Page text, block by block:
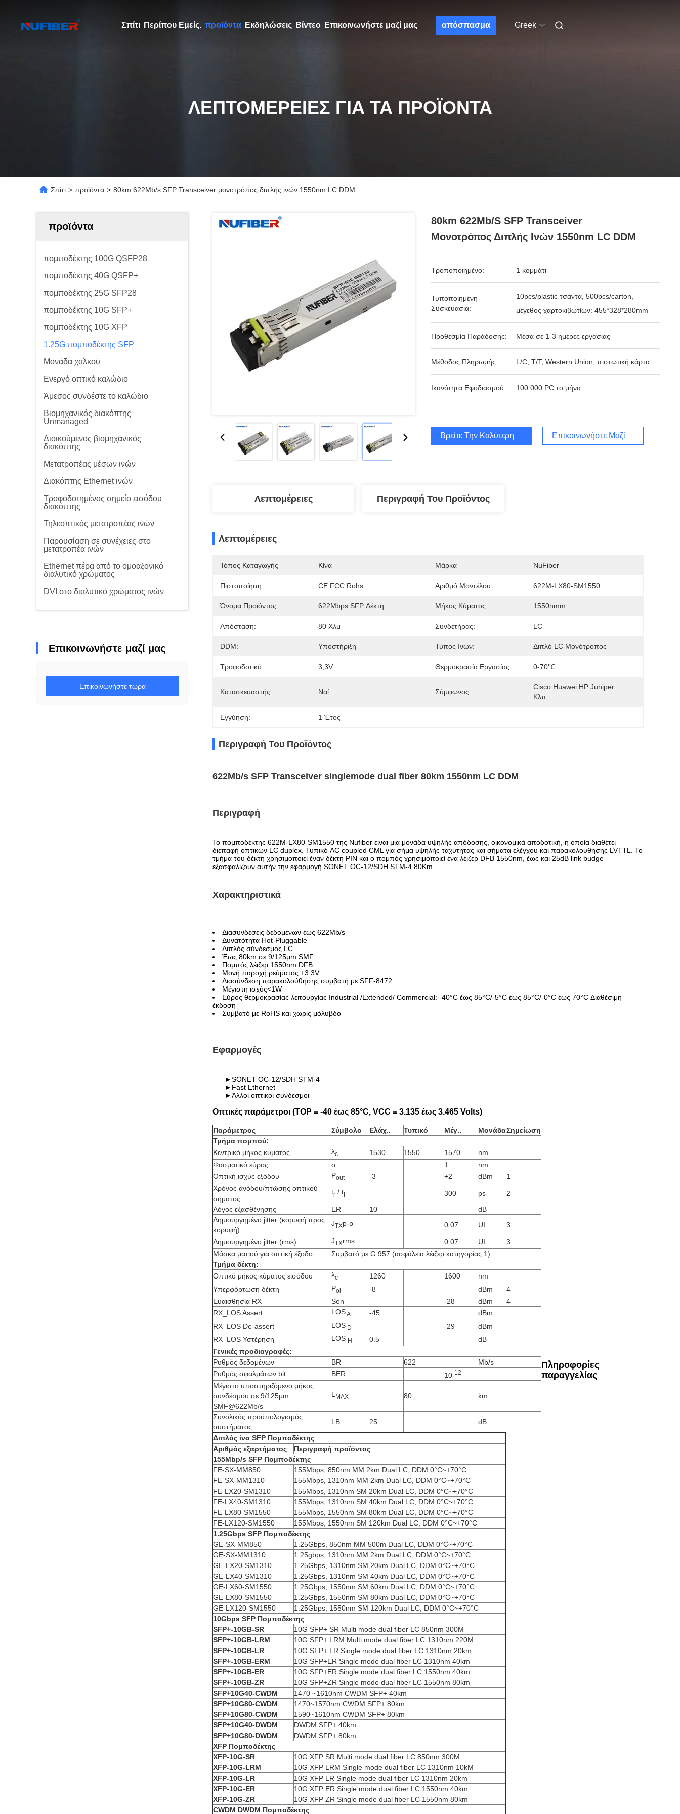
Σπίτι Περίπου Εμείς. προϊόντα Εκδηλώσεις Βίντεο Επικοινωνήστε μαζί μας απόσπασμα Greek
ΛΕΠΤΟΜΈΡΕΙΕΣ ΓΙΑ ΤΑ ΠΡΟΪΌΝΤΑ
Σπίτι > προϊόντα > 80km 622Mb/s SFP Transceiver μονοτρόπος διπλής ινών 1550nm LC DDM
προϊόντα
πομποδέκτης 100G QSFP28
πομποδέκτης 40G QSFP+
πομποδέκτης 25G SFP28
πομποδέκτης 10G SFP+
πομποδέκτης 10G XFP
1.25G πομποδέκτης SFP
Μονάδα χαλκού
Ενεργό οπτικό καλώδιο
Άμεσος συνδέστε το καλώδιο
Βιομηχανικός διακόπτης
Unmanaged
Διοικούμενος βιομηχανικός
διακόπτης
Μετατροπέας μέσων ινών
Διακόπτης Ethernet ινών
Τροφοδοτημένος σημείο εισόδου
διακόπτης
Τηλεοπτικός μετατροπέας ινών
Παρουσίαση σε συνέχειες στο
μετατροπέα ινών
Ethernet πέρα από το ομοαξονικό
διαλυτικό χρώματος
DVI στο διαλυτικό χρώματος ινών
Επικοινωνήστε μαζί μας
Επικοινωνήστε τώρα
80km 622Mb/s SFP Transceiver
Μονοτρόπος Διπλής Ινών 1550nm LC DDM
Τροποποιημένο: 1 κομμάτι
Τυποποιημένη
Συσκευασία:
10pcs/plastic τσάντα, 500pcs/carton,
μέγεθος χαρτοκιβωτίων: 455*328*280mm
Προθεσμία Παράδοσης: Μέσα σε 1-3 ημέρες εργασίας
Μέθοδος Πληρωμής: L/C, T/T, Western Union, πιστωτική κάρτα
Ικανότητα Εφοδιασμού: 100.000 PC το μήνα
Βρείτε Την Καλύτερη Τιμή Επικοινωνήστε Μαζί Μας
Λεπτομέρειες Περιγραφή Του Προϊόντος
Λεπτομέρειες
Τόπος Καταγωγής Κίνα Μάρκα NuFiber
Πιστοποίηση CE FCC Rohs Αριθμό Μοντέλου 622M-LX80-SM1550
Όνομα Προϊόντος: 622Mbps SFP Δέκτη Μήκος Κύματος: 1550nmm
Απόσταση: 80 Χλμ Συνδετήρας: LC
DDM: Υποστήριξη Τύπος Ινών: Διπλό LC Μονότροπος
Τροφοδοτικό: 3,3V Θερμοκρασία Εργασίας: 0-70℃
Κατασκευαστής: Ναί Σύμφωνος:
Cisco Huawei HP Juniper
Κλπ...
Εγγύηση: 1 Έτος
Περιγραφή Του Προϊόντος
622Mb/s SFP Transceiver singlemode dual fiber 80km 1550nm LC DDM
Περιγραφή
Το πομποδέκτης 622M-LX80-SM1550 της Nufiber είναι μια μονάδα υψηλής απόδοσης, οικονομικά αποδοτική, η οποία διαθέτει
διεπαφή οπτικών LC duplex. Τυπικό AC coupled CML για σήμα υψηλής ταχύτητας και σήματα ελέγχου και παρακολούθησης LVTTL. Το
τμήμα του δέκτη χρησιμοποιεί έναν δέκτη PIN και ο πομπός χρησιμοποιεί ένα λέιζερ DFB 1550nm, έως και 25dB link budge
εξασφαλίζουν αυτήν την εφαρμογή SONET OC-12/SDH STM-4 80Km.
Χαρακτηριστικά
Διασυνδέσεις δεδομένων έως 622Mb/s
Δυνατότητα Hot-Pluggable
Διπλός σύνδεσμος LC
Έως 80km σε 9/125μm SMF
Πομπός λέιζερ 1550nm DFB
Μονή παροχή ρεύματος +3.3V
Διασύνδεση παρακολούθησης συμβατή με SFF-8472
Μέγιστη ισχύς<1W
Εύρος θερμοκρασίας λειτουργίας Industrial /Extended/ Commercial: -40°C έως 85°C/-5°C έως 85°C/-0°C έως 70°C Διαθέσιμη
έκδοση
Συμβατό με RoHS και χωρίς μόλυβδο
Εφαρμογές
►SONET OC-12/SDH STM-4
► Fast Ethernet
►Άλλοι οπτικοί σύνδεσμοι
Οπτικές παράμετροι (TOP = -40 έως 85°C, VCC = 3.135 έως 3.465 Volts)
Παράμετρος Σύμβολο Ελάχ.. Τυπικό Μέγ.. ΜονάδαΣημείωση
Τμήμα πομπού:
Κεντρικό μήκος κύματος
λc 1530 1550 1570
nm
Φασματικό εύρος
σ 1
nm
Οπτική ισχύς εξόδου
Pout -3 +2 dBm
1
Χρόνος ανόδου/πτώσης οπτικού
σήματος
tr / tf 300 ps
2
Λόγος εξασθένησης
ER 10
dB
Δημιουργημένο jitter (κορυφή προς
κορυφή)
JTXp-p 0.07 UI 3
Δημιουργημένο jitter (rms) JTXrms 0.07 UI
3
Μάσκα ματιού για οπτική έξοδο
Συμβατό με G.957 (ασφάλεια λέιζερ κατηγορίας 1)
Τμήμα δέκτη:
Οπτικό μήκος κύματος εισόδου
λc 1260 1600
nm
Υπερφόρτωση δέκτη
Pol -8 dBm
4
Ευαισθησία RX
Sen -28 dBm
4
RX_LOS Assert
LOSA -45
dBm
RX_LOS De-assert
LOS D -29
dBm
RX_LOS Υστέρηση
LOS H 0.5
dB
Γενικές προδιαγραφές:
Ρυθμός δεδομένων
BR 622
Mb/s
Ρυθμός σφαλμάτων bit
BER 10-12
Μέγιστο υποστηριζόμενο μήκος
συνδέσμου σε 9/125μm
SMF@622Mb/s
L MAX 80 km
Συνολικός προϋπολογισμός
συστήματος
LB 25 dB
Πληροφορίες
παραγγελίας
Διπλός ίνα SFP Πομποδέκτης
Αριθμός εξαρτήματος
Περιγραφή προϊόντος
155Mbp/s SFP Πομποδέκτης
FE-SX-MM850
155Mbps, 850nm MM 2km Dual LC, DDM 0°C~+70°C
FE-SX-MM1310
155Mbps, 1310nm MM 2km Dual LC, DDM 0°C~+70°C
FE-LX20-SM1310
155Mbps, 1310nm SM 20km Dual LC, DDM 0°C~+70°C
FE-LX40-SM1310
155Mbps, 1310nm SM 40km Dual LC, DDM 0°C~+70°C
FE-LX80-SM1550
155Mbps, 1550nm SM 80km Dual LC, DDM 0°C~+70°C
FE-LX120-SM1550
155Mbps, 1550nm SM 120km Dual LC, DDM 0°C~+70°C
1.25Gbps SFP Πομποδέκτης
GE-SX-MM850
1.25Gbps, 850nm MM 500m Dual LC, DDM 0°C~+70°C
GE-SX-MM1310
1.25gbps, 1310nm MM 2km Dual LC, DDM 0°C~+70°C
GE-LX20-SM1310
1.25Gbps, 1310nm SM 20km Dual LC, DDM 0°C~+70°C
GE-LX40-SM1310
1.25Gbps, 1310nm SM 40km Dual LC, DDM 0°C~+70°C
GE-LX60-SM1550
1.25Gbps, 1550nm SM 60km Dual LC, DDM 0°C~+70°C
GE-LX80-SM1550
1.25Gbps, 1550nm SM 80km Dual LC, DDM 0°C~+70°C
GE-LX120-SM1550
1.25Gbps, 1550nm SM 120km Dual LC, DDM 0°C~+70°C
10Gbps SFP Πομποδέκτης
SFP+-10GB-SR
10G SFP+ SR Multi mode dual fiber LC 850nm 300M
SFP+-10GB-LRM
10G SFP+ LRM Multi mode dual fiber LC 1310nm 220M
SFP+-10GB-LR
10G SFP+ LR Single mode dual fiber LC 1310nm 20km
SFP+-10GB-ERM
10G SFP+ER Single mode dual fiber LC 1310nm 40km
SFP+-10GB-ER
10G SFP+ER Single mode dual fiber LC 1550nm 40km
SFP+-10GB-ZR
10G SFP+ZR Single mode dual fiber LC 1550nm 80km
SFP+10G40-CWDM
1470 ~1610nm CWDM SFP+ 40km
SFP+10G80-CWDM
1470~1570nm CWDM SFP+ 80km
SFP+10G80-CWDM
1590~1610nm CWDM SFP+ 80km
SFP+10G40-DWDM
DWDM SFP+ 40km
SFP+10G80-DWDM
DWDM SFP+ 80km
XFP Πομποδέκτης
XFP-10G-SR
10G XFP SR Multi mode dual fiber LC 850nm 300M
XFP-10G-LRM
10G XFP LRM Single mode dual fiber LC 1310nm 10kM
XFP-10G-LR
10G XFP LR Single mode dual fiber LC 1310nm 20km
XFP-10G-ER
10G XFP ER Single mode dual fiber LC 1550nm 40km
XFP-10G-ZR
10G XFP ZR Single mode dual fiber LC 1550nm 80km
CWDM DWDM Πομποδέκτης